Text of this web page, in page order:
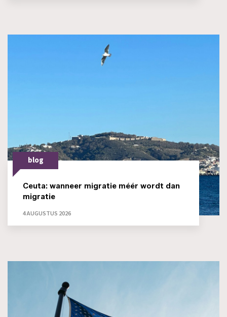
blog
Ceuta: wanneer migratie méér wordt dan
migratie
4 AUGUSTUS 2026